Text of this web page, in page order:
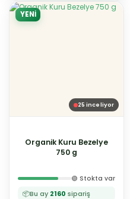
25 inceliyor
Organik Kuru Bezelye
750 g
📦Bu ay 2160 sipariş
🟢 Stokta var
YENİ